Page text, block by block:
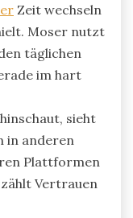
Zeit wechseln
Moser nutzt
täglichen
im hart
sieht
in anderen
Plattformen
Vertrauen